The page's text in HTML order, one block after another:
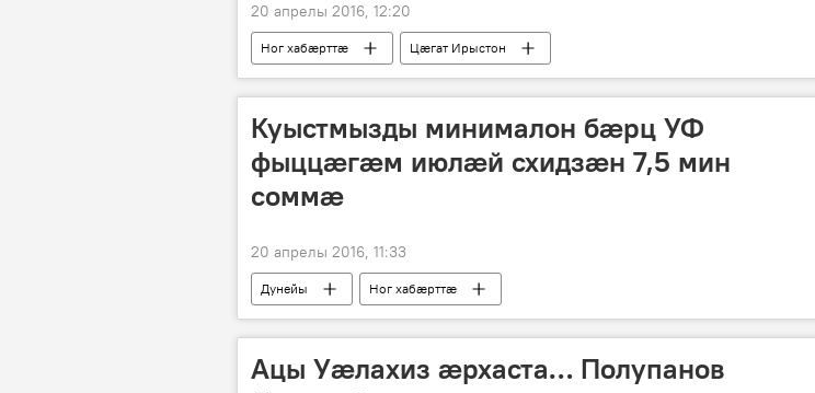
20 апрелы 2016, 12:20
Ног хабӕрттӕ Цӕгат Ирыстон
Куыстмызды минималон бӕрц УФ
фыццӕгӕм июлӕй схидзӕн 7,5 мин
соммӕ
20 апрелы 2016, 11:33
Дунейы Ног хабӕрттӕ
Ацы Уæлахиз æрхаста… Полупанов